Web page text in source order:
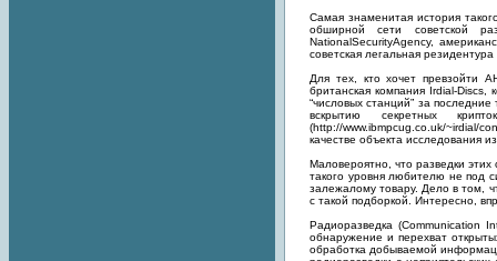
Самая знаменитая история
обширной сети советской
NationalSecurityAgency,
советская легальная
Для тех, кто хочет превзойти
британская компания Irdial-Discs,
“числовых станций” за
вскрытию секретных
(http://www.ibmpcug.co.uk/~irdial/
качестве объекта исследования
Маловероятно, что разведки этих
такого уровня любителю не под
залежалому товару. Дело в том,
с такой подборкой. Интересно,
Радиоразведка (Communication
обнаружение и перехват
обработка добываемой